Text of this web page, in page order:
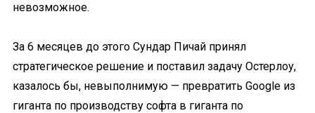
невозможное.
За 6 месяцев до этого Сундар Пичай принял
стратегическое решение и поставил задачу Остерлоу,
казалось бы, невыполнимую — превратить Google из
гиганта по производству софта в гиганта по